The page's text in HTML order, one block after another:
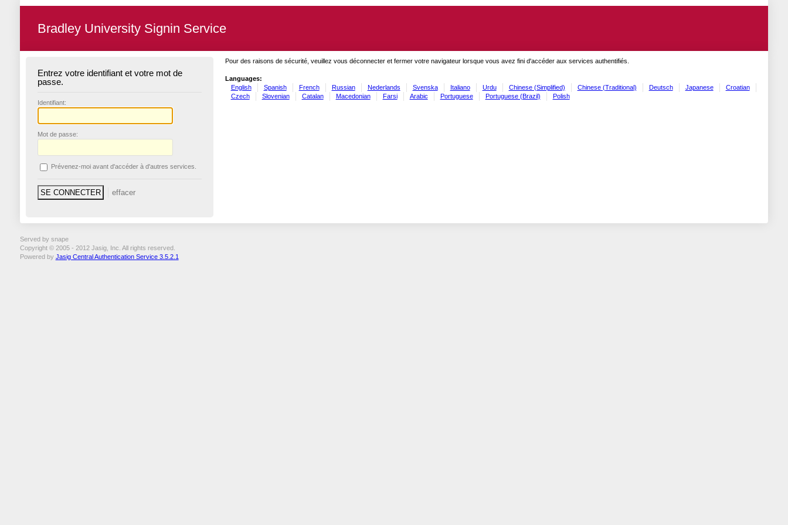
Bradley University Signin Service
Entrez votre identifiant et votre mot de
passe.
Identifiant:
Mot de passe:
Prévenez-moi avant d'accéder à d'autres services.
Pour des raisons de sécurité, veuillez vous déconnecter et fermer votre navigateur lorsque vous avez fini d'accéder aux services authentifiés.
Languages:
English
Spanish French Russian Nederlands Svenska Italiano Urdu Chinese (Simplified) Chinese (Traditional) Deutsch Japanese
Croatian
Czech
Slovenian Catalan Macedonian Farsi Arabic Portuguese Portuguese (Brazil) Polish
Served by snape
Copyright © 2005 - 2012 Jasig, Inc. All rights reserved.
Powered by Jasig Central Authentication Service 3.5.2.1